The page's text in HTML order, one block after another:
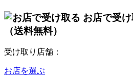
お店で受
（送料無料）
受け取り店舗：
お店を選ぶ